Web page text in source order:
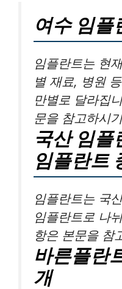
여수 임플
임플란트는 현
별 재료, 병원
만별로 달라집
문을 참고하시
국산 임플
임플란트
임플란트는 국
임플란트로 나
항은 본문을 참
바른플란
개